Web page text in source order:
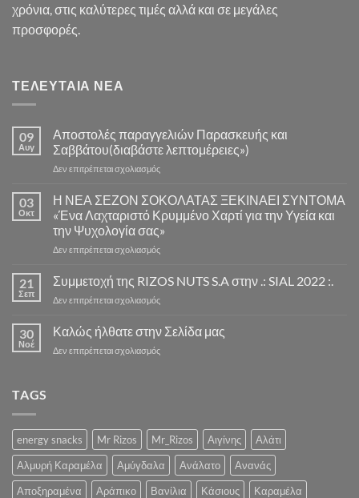
χρόνια, στις καλύτερες τιμές αλλά και σε μεγάλες
προσφορές.
ΤΕΛΕΥΤΑΊΑ ΝΈΑ
09
Αυγ
Αποστολές παραγγελιών Παρασκευής και
Σαββάτου(διαβάστε λεπτομέρειες»)
Δεν επιτρέπεται σχολιασμόςστο
παραγγελιών
Παρασκευής
και
Σαββάτου(διαβάστε
λεπτομέρειες»)
03
Οκτ
Η ΝΕΑ ΣΕΖΟΝ ΣΟΚΟΛΑΤΑΣ ΞΕΚΙΝΑΕΙ ΣΥΝΤΟΜΑ
«Ένα Λαχταριστό Κρυμμένο Χαρτί για την Υγεία και
την Ψυχολογία σας»
Δεν επιτρέπεται σχολιασμόςστο
ΝΕΑ
ΣΟΚΟΛΑΤΑΣ
ΣΥΝΤΟΜΑ
Λαχταριστό
και
την
Ψυχολογία
σας»
21
Σεπ
Συμμετοχή της RIZOS NUTS S.A στην .: SIAL 2022 :.
Δεν επιτρέπεται σχολιασμόςστο
της
NUTS
:.
30
Νοέ
Καλώς ήλθατε στην Σελίδα μας
Δεν επιτρέπεται σχολιασμόςστο
TAGS
energy snacks Mr Rizos Mr_Rizos Αιγίνης
Αλάτι
Αλμυρή Καραμέλα
Αμύγδαλα Ανάλατο
Ανανάς
Αποξηραμένα
Αράπικο Βανίλια Κάσιους
Καραμέλα